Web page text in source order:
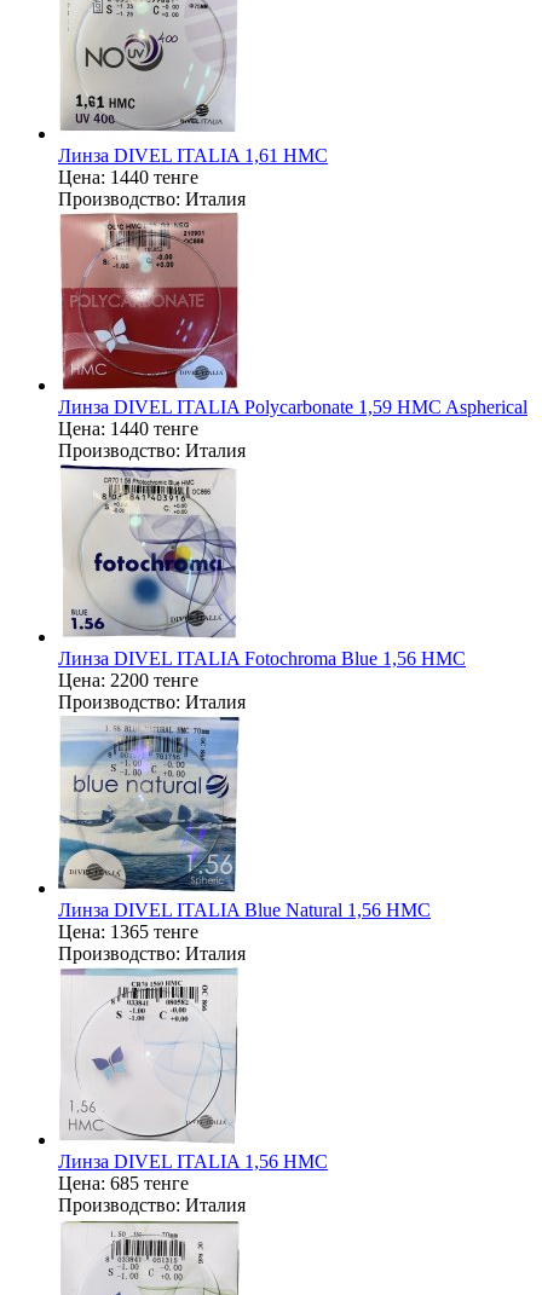
Линза DIVEL ITALIA 1,61 HMC
Цена: 1440 тенге
Производство: Италия
Линза DIVEL ITALIA Polycarbonate 1,59 HMC Aspherical
Цена: 1440 тенге
Производство: Италия
Линза DIVEL ITALIA Fotochroma Blue 1,56 HMC
Цена: 2200 тенге
Производство: Италия
Линза DIVEL ITALIA Blue Natural 1,56 HMC
Цена: 1365 тенге
Производство: Италия
Линза DIVEL ITALIA 1,56 HMC
Цена: 685 тенге
Производство: Италия